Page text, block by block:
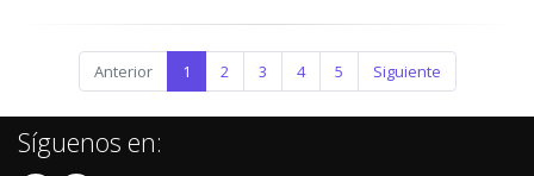
Anterior 1 2 3 4 5 Siguiente
Síguenos en: